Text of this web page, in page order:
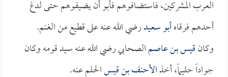
العرب المشركين، فاستضافوهم فأبو أن يضيفوهم حتى لدغ
أحدهم فرقاهأبو سعيدرضي الله عنه على قطيع من الغنم.
وكانقيس بن عاصمالصحابي رضي الله عنه سيد قومه وكان
جواداً حليماً، أخذالأحنف بن قيسالحلم عنه.